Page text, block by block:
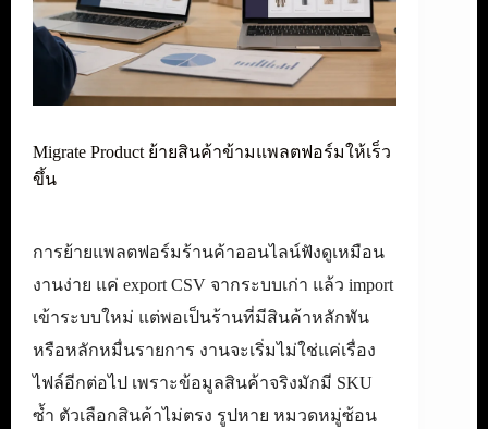
Migrate Product ย้ายสินค้าข้ามแพลตฟอร์มให้เร็ว
ขึ้น
การย้ายแพลตฟอร์มร้านค้าออนไลน์ฟังดูเหมือน
งานง่าย แค่ export CSV จากระบบเก่า แล้ว import
เข้าระบบใหม่ แต่พอเป็นร้านที่มีสินค้าหลักพัน
หรือหลักหมื่นรายการ งานจะเริ่มไม่ใช่แค่เรื่อง
ไฟล์อีกต่อไป เพราะข้อมูลสินค้าจริงมักมี SKU
ซ้ำ ตัวเลือกสินค้าไม่ตรง รูปหาย หมวดหมู่ซ้อน